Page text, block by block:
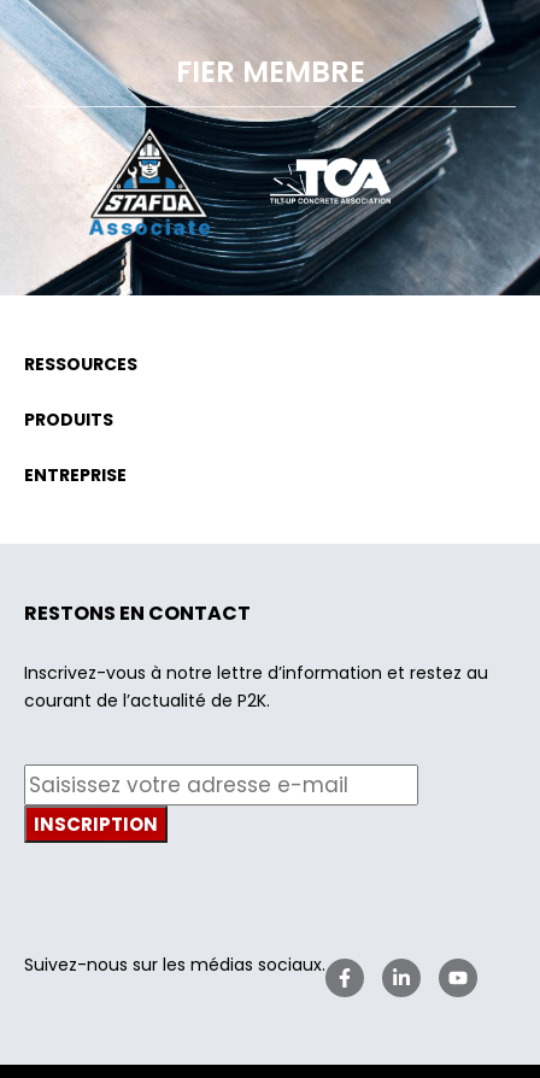
FIER MEMBRE
RESSOURCES
PRODUITS
ENTREPRISE
RESTONS EN CONTACT
Inscrivez-vous à notre lettre d’information et restez au
courant de l’actualité de P2K.
Suivez-nous sur les médias sociaux.